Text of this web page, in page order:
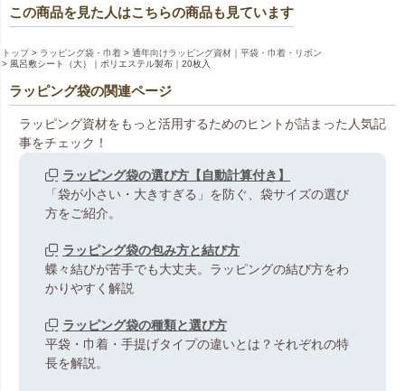
この商品を見た人はこちらの商品も見ています
トップ ラッピング袋・巾着
通年向けラッピング資材｜平袋・巾着・リボン
風呂敷シート（大）｜ポリエステル製布｜20枚入
ラッピング袋の関連ページ
ラッピング資材をもっと活用するためのヒントが詰まった人気記
事をチェック！
ラッピング袋の選び方【自動計算付き】
「袋が小さい・大きすぎる」を防ぐ、袋サイズの選び
方をご紹介。
ラッピング袋の包み方と結び方
蝶々結びが苦手でも大丈夫。ラッピングの結び方をわ
かりやすく解説
ラッピング袋の種類と選び方
平袋・巾着・手提げタイプの違いとは？それぞれの特
長を解説。